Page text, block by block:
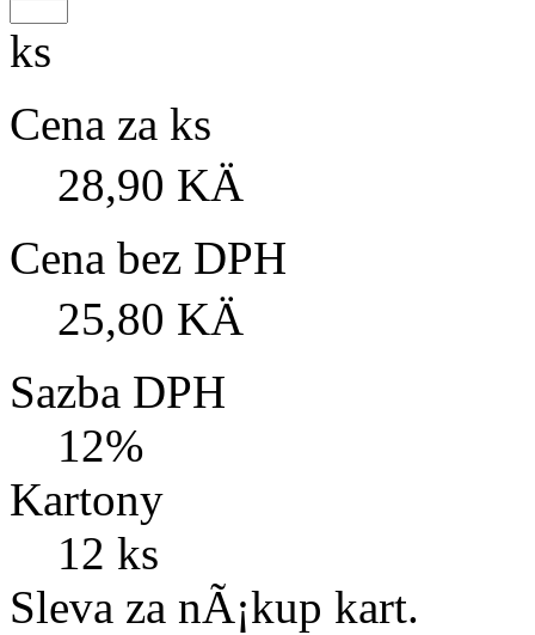
ks
Cena za ks
28,90 KÄ
Cena bez DPH
25,80 KÄ
Sazba DPH
12%
Kartony
12 ks
Sleva za nÃ¡kup kart.